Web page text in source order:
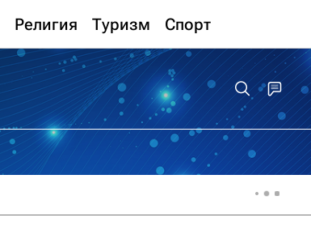
Религия Туризм Спорт